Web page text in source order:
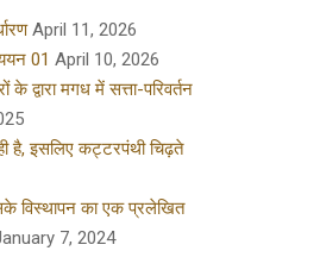
April 11, 2026
01 April 10, 2026
के द्वारा मगध में सत्ता-परिवर्तन
है, इसलिए कट्टरपंथी चिढ़ते
विस्थापन का एक प्रलेखित
7, 2024